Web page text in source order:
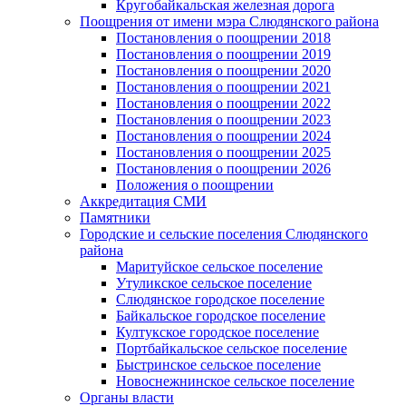
Кругобайкальская железная дорога
Поощрения от имени мэра Слюдянского района
Постановления о поощрении 2018
Постановления о поощрении 2019
Постановления о поощрении 2020
Постановления о поощрении 2021
Постановления о поощрении 2022
Постановления о поощрении 2023
Постановления о поощрении 2024
Постановления о поощрении 2025
Постановления о поощрении 2026
Положения о поощрении
Аккредитация СМИ
Памятники
Городские и сельские поселения Слюдянского
района
Маритуйское сельское поселение
Утуликское сельское поселение
Слюдянское городское поселение
Байкальское городское поселение
Култукское городское поселение
Портбайкальское сельское поселение
Быстринское сельское поселение
Новоснежнинское сельское поселение
Органы власти